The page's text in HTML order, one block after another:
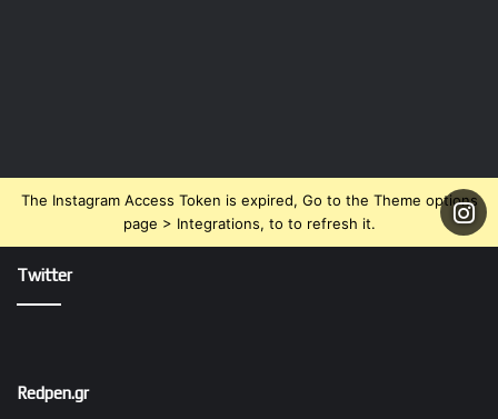
The Instagram Access Token is expired, Go to the Theme options
page > Integrations, to to refresh it.
Twitter
Redpen.gr